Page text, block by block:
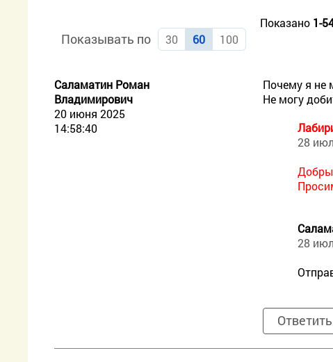
Показано 1-
Показывать по 30 60 100
Саламатин Роман
Владимирович
20 июня 2025
14:58:40
Почему я не
Не могу
28
28
Ответить